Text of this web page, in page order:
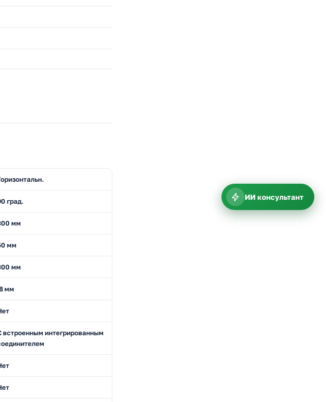
град.
мм
мм
мм
мм
встроенным интегрированным
ИИ консультант